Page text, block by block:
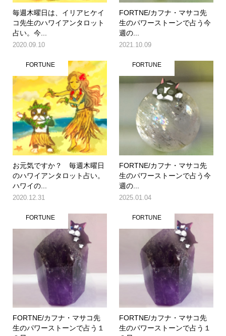
毎週木曜日は、イリアヒケイ
コ先生のハワイアンタロット
占い。今...
2020.09.10
FORTNE/カフナ・マサコ先
生のパワーストーンで占う今
週の...
2021.10.09
FORTUNE
お元気ですか？ 毎週木曜日
のハワイアンタロット占い。
ハワイの...
2020.12.31
FORTUNE
FORTNE/カフナ・マサコ先
生のパワーストーンで占う今
週の...
2025.01.04
FORTUNE
FORTNE/カフナ・マサコ先
生のパワーストーンで占う１
FORTUNE
FORTNE/カフナ・マサコ先
生のパワーストーンで占う１